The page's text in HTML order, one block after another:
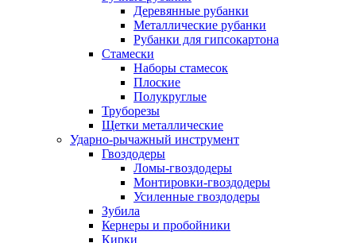
Деревянные рубанки
Металлические рубанки
Рубанки для гипсокартона
Стамески
Наборы стамесок
Плоские
Полукруглые
Труборезы
Щетки металлические
Ударно-рычажный инструмент
Гвоздодеры
Ломы-гвоздодеры
Монтировки-гвоздодеры
Усиленные гвоздодеры
Зубила
Кернеры и пробойники
Кирки